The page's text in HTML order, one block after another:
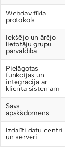
Webdav tīkla
protokols
Iekšējo un ārējo
lietotāju grupu
pārvaldība
Pielāgotas
funkcijas un
integrācija ar
klienta sistēmām
Savs
apakšdomēns
Izdalīti datu centri
un serveri